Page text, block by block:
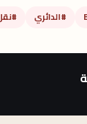
#الدائري